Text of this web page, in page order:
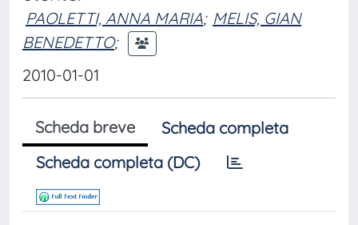
PAOLETTI, ANNA MARIA; MELIS, GIAN
BENEDETTO;
2010-01-01
Scheda breve
Scheda completa
Scheda completa (DC)